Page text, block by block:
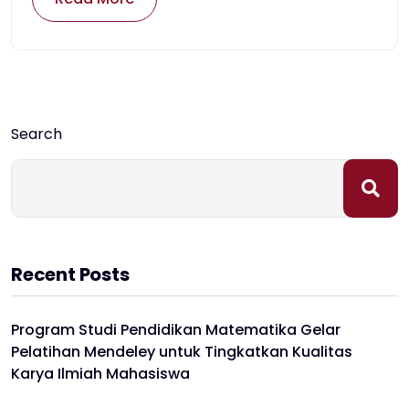
Search
Recent Posts
Program Studi Pendidikan Matematika Gelar
Pelatihan Mendeley untuk Tingkatkan Kualitas
Karya Ilmiah Mahasiswa